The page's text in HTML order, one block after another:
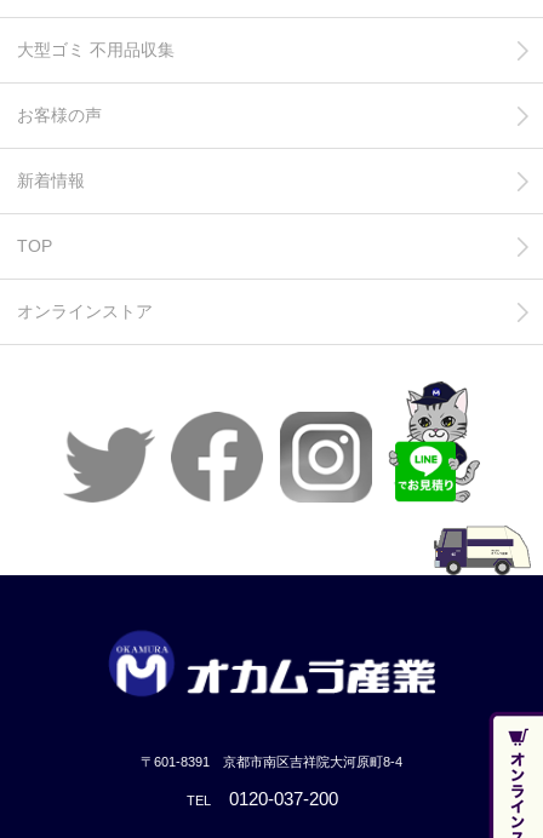
大型ゴミ 不用品収集
お客様の声
新着情報
TOP
オンラインストア
〒601-8391 京都市南区吉祥院大河原町8-4
TEL 0120-037-200